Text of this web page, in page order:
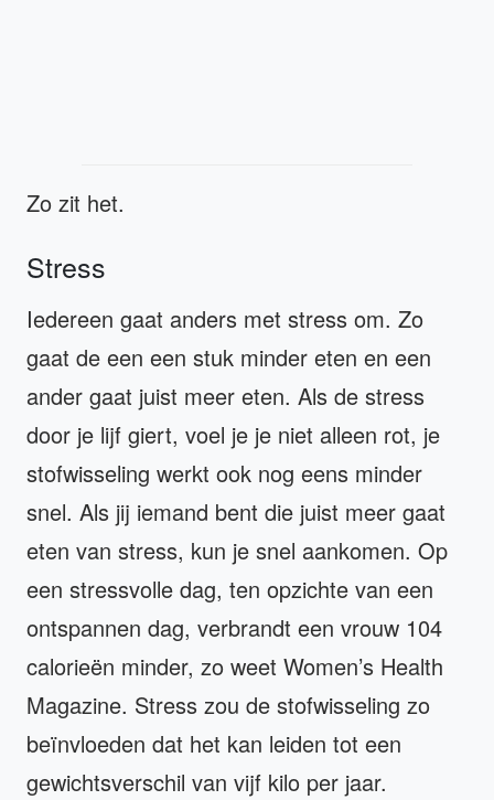
Zo zit het.
Stress
Iedereen gaat anders met stress om. Zo
gaat de een een stuk minder eten en een
ander gaat juist meer eten. Als de stress
door je lijf giert, voel je je niet alleen rot, je
stofwisseling werkt ook nog eens minder
snel. Als jij iemand bent die juist meer gaat
eten van stress, kun je snel aankomen. Op
een stressvolle dag, ten opzichte van een
ontspannen dag, verbrandt een vrouw 104
calorieën minder, zo weet Women’s Health
Magazine. Stress zou de stofwisseling zo
beïnvloeden dat het kan leiden tot een
gewichtsverschil van vijf kilo per jaar.